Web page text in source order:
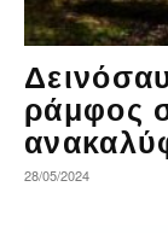
ράμφος
28/05/2024